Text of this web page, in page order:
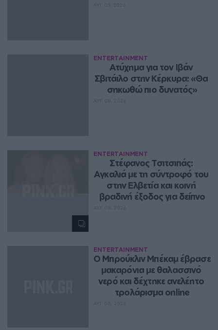
ENTERTAINMENT
Ατύχημα για τον Ιβάν
Σβιτάιλο στην Κέρκυρα: «Θα
σηκωθώ πιο δυνατός»
ENTERTAINMENT
Στέφανος Τσιτσιπάς:
Αγκαλιά με τη σύντροφό του
στην Ελβετία και κοινή
βραδινή έξοδος για δείπνο
ENTERTAINMENT
Ο Μπρούκλιν Μπέκαμ έβρασε
μακαρόνια με θαλασσινό
νερό και δέχτηκε ανελέητο
τρολάρισμα online